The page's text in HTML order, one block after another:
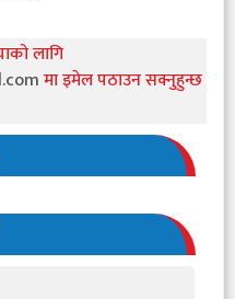
लागि
मा इमेल पठाउन सक्नुहुन्छ